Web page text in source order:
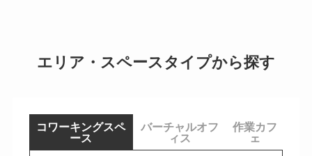
エリア・スペースタイプから探す
コワーキングスペ
ース
バーチャルオフ
ィス
作業カフ
ェ